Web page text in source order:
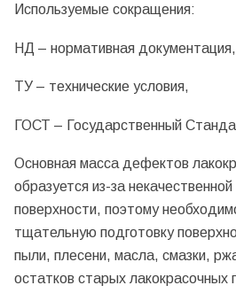
Используемые сокращения:
НД – нормативная документация,
ТУ – технические условия,
ГОСТ – Государственный
Основная масса дефектов
образуется из-за
поверхности, поэтому
тщательную подготовку
пыли, плесени, масла, смазки,
остатков старых лакокрасочных